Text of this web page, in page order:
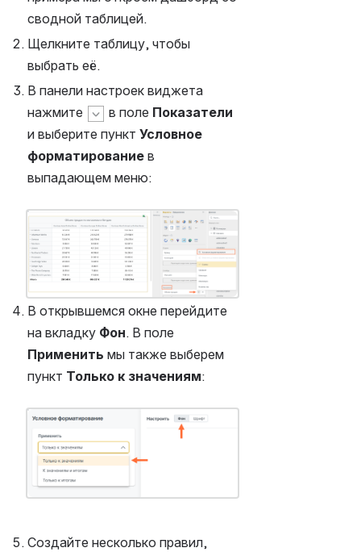
сводной таблицей.
Щелкните таблицу, чтобы
выбрать её.
В панели настроек виджета
нажмите
в поле Показатели
и выберите пункт Условное
форматирование в
выпадающем меню:
Открыть файл «»
В открывшемся окне перейдите
на вкладку Фон
Применить мы также выберем
пункт Только к значениям:
Открыть файл «»
Создайте несколько правил,